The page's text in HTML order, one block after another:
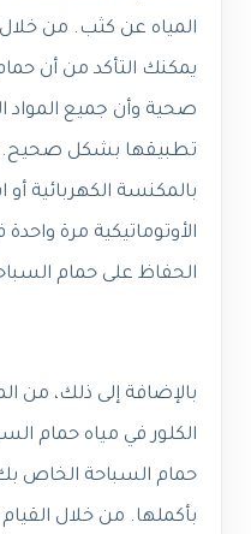
المياه عن كثب. من
يمكنك التأكد من أن
صحية وأن جميع المواد
تطبيقها بشكل صحيح.
بالمكنسة الكهربائية
الأوتوماتيكية مرة
الحفاظ على حمام
بالإضافة إلى ذلك، من
الكلور في مياه حمام
حمام السباحة الخاص
بأكملها. من خلال